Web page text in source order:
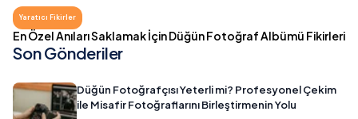
Yaratıcı Fikirler
En Özel Anıları Saklamak İçin Düğün Fotoğraf Albümü Fikirleri
Son Gönderiler
Düğün Fotoğrafçısı Yeterli mi? Profesyonel Çekim
ile Misafir Fotoğraflarını Birleştirmenin Yolu